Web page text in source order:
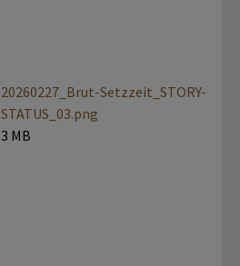
20260227_Brut-Setzzeit_STORY-
STATUS_03.png
3 MB